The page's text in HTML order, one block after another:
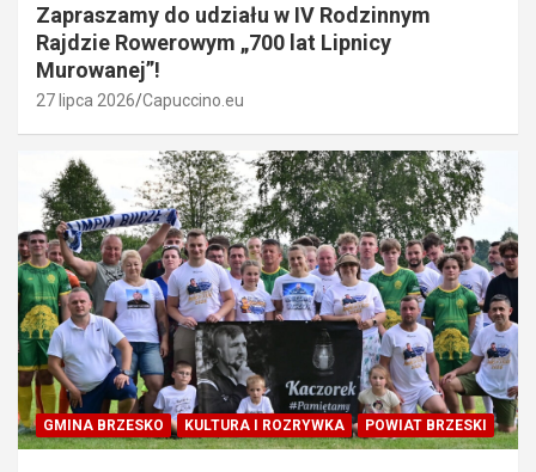
Zapraszamy do udziału w IV Rodzinnym
Rajdzie Rowerowym „700 lat Lipnicy
Murowanej”!
27 lipca 2026 Capuccino.eu
GMINA BRZESKO KULTURA I ROZRYWKA POWIAT BRZESKI